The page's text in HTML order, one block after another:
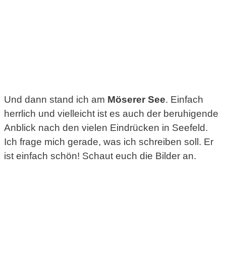
Und dann stand ich am Möserer See. Einfach
herrlich und vielleicht ist es auch der beruhigende
Anblick nach den vielen Eindrücken in Seefeld.
Ich frage mich gerade, was ich schreiben soll. Er
ist einfach schön! Schaut euch die Bilder an.